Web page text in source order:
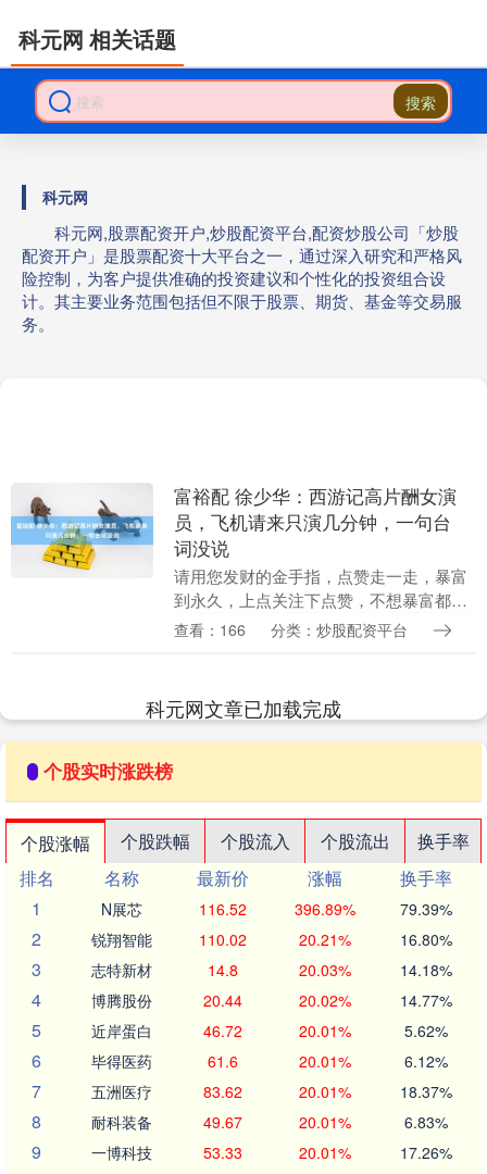
搜索
科元网
科元网,股票配资开户,炒股配资平台,配资炒股公司「炒股
配资开户」是股票配资十大平台之一，通过深入研究和严格风
险控制，为客户提供准确的投资建议和个性化的投资组合设
计。其主要业务范围包括但不限于股票、期货、基金等交易服
务。
科元网 相关话题
富裕配 徐少华：西游记高片酬女演
员，飞机请来只演几分钟，一句台
词没说
请用您发财的金手指，点赞走一走，暴富
到永久，上点关注下点赞，不想暴富都很
难 哎呦喂这西游记可真是藏龙卧虎啊！ 谁
查看：166 分类：炒股配资平台
科元网文章已加载完成
个股实时涨跌榜
个股涨幅 个股跌幅 个股流入 个股流出
换手率
排名
名称 最新价 涨幅
换手率
1
N展芯 116.52 396.89% 79.39%
2 锐翔智能 110.02 20.21% 16.80%
3 志特新材 14.8 20.03% 14.18%
4 博腾股份 20.44 20.02% 14.77%
5 近岸蛋白 46.72 20.01% 5.62%
6 毕得医药 61.6 20.01% 6.12%
7 五洲医疗 83.62 20.01% 18.37%
8 耐科装备 49.67 20.01% 6.83%
9 一博科技 53.33 20.01% 17.26%